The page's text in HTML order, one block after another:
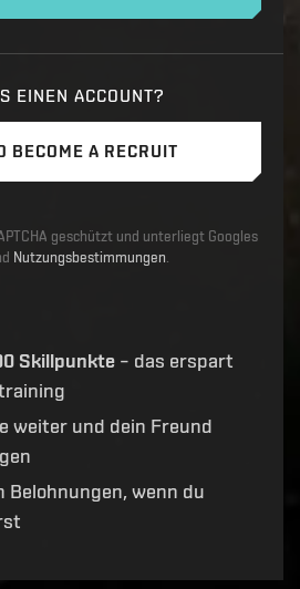
EINEN ACCOUNT?
BECOME A RECRUIT
geschützt und unterliegt Googles
Nutzungsbestimmungen.
Skillpunkte – das erspart
weiter und dein Freund
Belohnungen, wenn du